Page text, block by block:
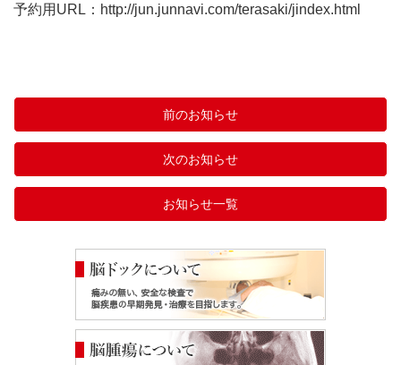
予約用URL： http://jun.junnavi.com/terasaki/jindex.html
前のお知らせ
次のお知らせ
お知らせ一覧